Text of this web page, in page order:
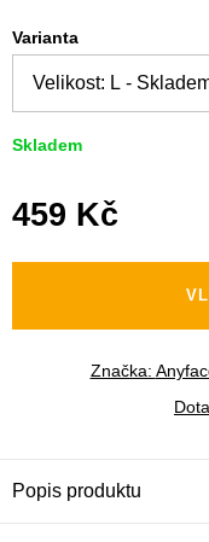
Varianta
Skladem
459 Kč
cena:
Značka:
Popis produktu